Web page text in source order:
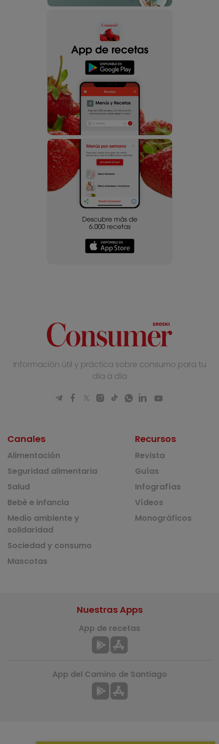
Información útil y práctica sobre consumo para tu
día a día
Canales
Alimentación
Seguridad alimentaria
Salud
Bebé e infancia
Medio ambiente y
solidaridad
Sociedad y consumo
Mascotas
Recursos
Revista
Guías
Infografías
Vídeos
Monográficos
Nuestras Apps
App de recetas
App del Camino de Santiago